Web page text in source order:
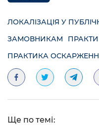
ЛОКАЛІЗАЦІЯ У
ЗАМОВНИКАМ
ПРАКТИКА
Ще по темі: